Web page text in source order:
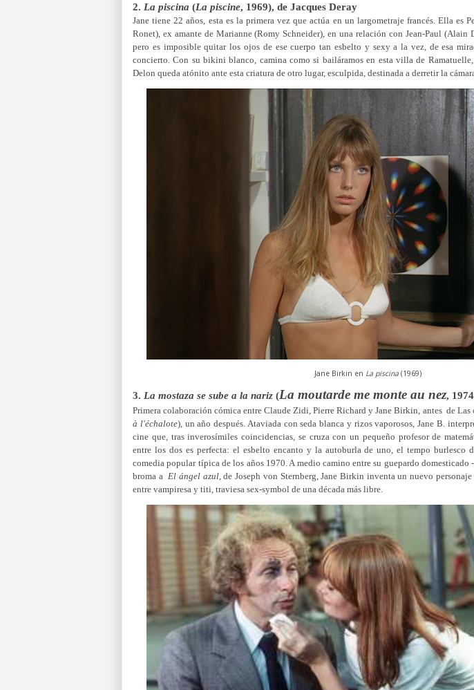
2. La piscina (La piscine, 1969), de Jacques Deray
Jane tiene 22 años, esta es la primera vez que actúa en un largometraje francés. Ella es
Ronet), ex amante de Marianne (Romy Schneider), en una relación con Jean-Paul (Alain
pero es imposible quitar los ojos de ese cuerpo tan esbelto y sexy a la vez, de esa
concierto. Con su bikini blanco, camina como si bailáramos en esta villa de
Delon queda atónito ante esta criatura de otro lugar, esculpida, destinada a derretir la
Jane Birkin en La piscina(1969)
3. La mostaza se sube a la nariz (La moutarde me monte au nez,
Primera colaboración cómica entre Claude Zidi, Pierre Richard y Jane Birkin, antes de Las
à l'échalote), un año después. Ataviada con seda blanca y rizos vaporosos, Jane B.
cine que, tras inverosímiles coincidencias, se cruza con un pequeño profesor de
entre los dos es perfecta: el esbelto encanto y la autoburla de uno, el tempo burlesco
comedia popular típica de los años 1970. A medio camino entre su guepardo
broma a El ángel azul, de Joseph von Sternberg, Jane Birkin inventa un nuevo personaje
entre vampiresa y titi, traviesa sex-symbol de una década más libre.